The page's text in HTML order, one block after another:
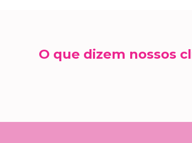
O que dizem nossos